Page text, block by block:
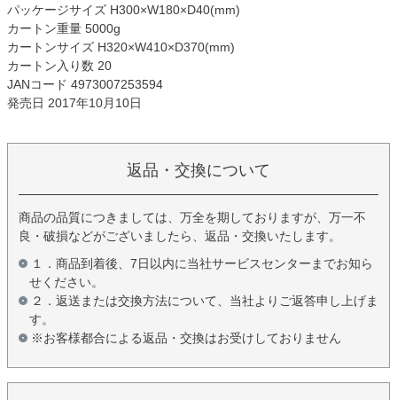
パッケージサイズ H300×W180×D40(mm)
カートン重量 5000g
カートンサイズ H320×W410×D370(mm)
カートン入り数 20
JANコード 4973007253594
発売日 2017年10月10日
返品・交換について
商品の品質につきましては、万全を期しておりますが、万一不
良・破損などがございましたら、返品・交換いたします。
１．商品到着後、7日以内に当社サービスセンターまでお知ら
せください。
２．返送または交換方法について、当社よりご返答申し上げま
す。
※お客様都合による返品・交換はお受けしておりません